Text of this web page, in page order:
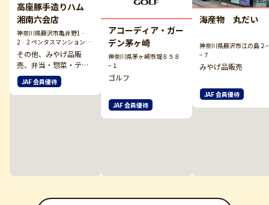
高座豚手造りハム
湘南六会店
神奈川県藤沢市亀井野1‐
2‐2 ペンタスマンション1
階
その他、みやげ品販
売、弁当・惣菜・テイ
クアウト
JAF 会員優待
アコーディア・ガー
デン茅ヶ崎
神奈川県茅ヶ崎市堤８５８
−１
ゴルフ
JAF 会員優待
海産物 丸だい
神奈川県藤沢市江の島２
−７
みやげ品販売
JAF 会員優待